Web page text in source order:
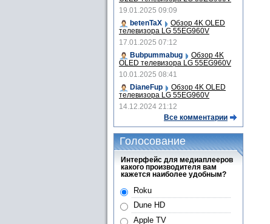
19.01.2025 09:09
betenTaX
Обзор 4K OLED
телевизора LG 55EG960V
17.01.2025 07:12
Bubpummabug
Обзор 4K
OLED телевизора LG 55EG960V
10.01.2025 08:41
DianeFup
Обзор 4K OLED
телевизора LG 55EG960V
14.12.2024 21:12
Все комментарии
Голосование
Интерфейс для медиаплееров
какого производителя вам
кажется наиболее удобным?
Roku
Dune HD
Apple TV